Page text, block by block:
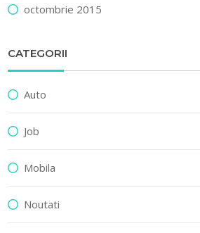
octombrie 2015
CATEGORII
Auto
Job
Mobila
Noutati